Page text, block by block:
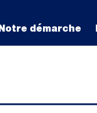
Notre démarche